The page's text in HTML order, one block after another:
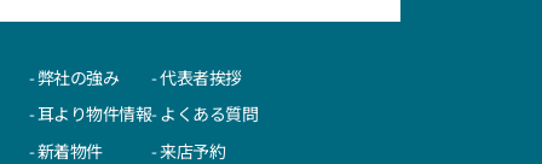
- 弊社の強み
- 耳より物件情報
- 新着物件
- 代表者挨拶
- よくある質問
- 来店予約